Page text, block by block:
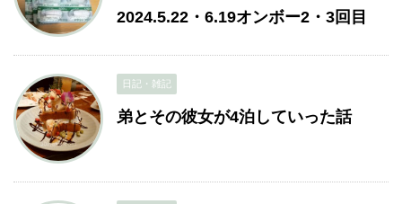
2024.5.22・6.19オンボー2・3回目
日記・雑記
弟とその彼女が4泊していった話